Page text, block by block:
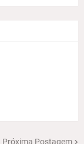
Próxima Postagem